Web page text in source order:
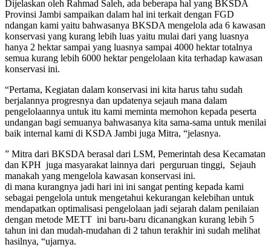
Dijelaskan oleh Rahmad Saleh, ada beberapa hal yang BKSDA
Provinsi Jambi sampaikan dalam hal ini terkait dengan FGD
ndangan kami yaitu bahwasanya BKSDA mengelola ada 6 kawasan
konservasi yang kurang lebih luas yaitu mulai dari yang luasnya
hanya 2 hektar sampai yang luasnya sampai 4000 hektar totalnya
semua kurang lebih 6000 hektar pengelolaan kita terhadap kawasan
konservasi ini.
“Pertama, Kegiatan dalam konservasi ini kita harus tahu sudah
berjalannya progresnya dan updatenya sejauh mana dalam
pengelolaannya untuk itu kami meminta memohon kepada peserta
undangan bagi semuanya bahwasanya kita sama-sama untuk menilai
baik internal kami di KSDA Jambi juga Mitra, “jelasnya.
” Mitra dari BKSDA berasal dari LSM, Pemerintah desa Kecamatan
dan KPH juga masyarakat lainnya dari perguruan tinggi, Sejauh
manakah yang mengelola kawasan konservasi ini.
di mana kurangnya jadi hari ini ini sangat penting kepada kami
sebagai pengelola untuk mengetahui kekurangan kelebihan untuk
mendapatkan optimalisasi pengelolaan jadi sejarah dalam penilaian
dengan metode METT ini baru-baru dicanangkan kurang lebih 5
tahun ini dan mudah-mudahan di 2 tahun terakhir ini sudah melihat
hasilnya, “ujarnya.